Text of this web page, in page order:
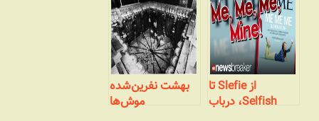
از Slefie تا
Selfish، درباب
بهشت نفرین‌شده
موش‌ها